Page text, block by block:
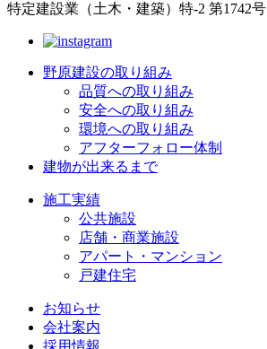
特定建設業（土木・建築）特-2 第1742号
野原建設の取り組み
品質への取り組み
安全への取り組み
環境への取り組み
アフターフォロー体制
建物が出来るまで
施工実績
公共施設
店舗・商業施設
アパート・マンション
戸建住宅
お知らせ
会社案内